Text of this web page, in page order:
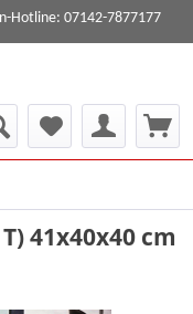
Hotline: 07142-7877177
41x40x40 cm